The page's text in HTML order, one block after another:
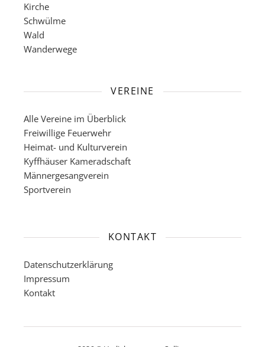
Kirche
Schwülme
Wald
Wanderwege
VEREINE
Alle Vereine im Überblick
Freiwillige Feuerwehr
Heimat- und Kulturverein
Kyffhäuser Kameradschaft
Männergesangverein
Sportverein
KONTAKT
Datenschutzerklärung
Impressum
Kontakt